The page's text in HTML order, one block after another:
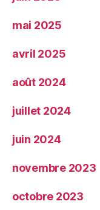
mai 2025
avril 2025
août 2024
juillet 2024
juin 2024
novembre 2023
octobre 2023